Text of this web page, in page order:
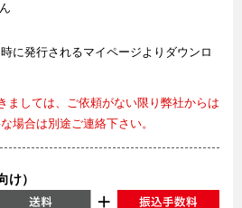
に発行されるマイページよりダウンロ
ましては、ご依頼がない限り弊社からは
場合は別途ご連絡下さい。
け）